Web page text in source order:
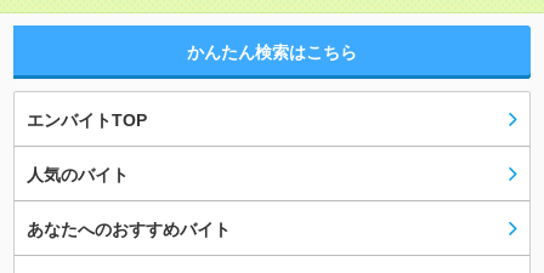
かんたん検索はこちら
エンバイトTOP
人気のバイト
あなたへのおすすめバイト